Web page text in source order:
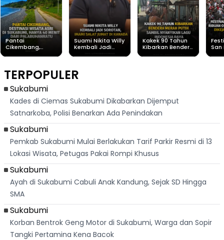
Pantai
Cikembang,
Dari
Palabuhanratu
Suami Nikita Willy
Kembali Jadi
Kakek 90 Tahun
Kibarkan Bendera
San
TERPOPULER
Sukabumi
Kades di Ciemas Sukabumi Dikabarkan Dijemput
Satnarkoba, Polisi Benarkan Ada Penindakan
Sukabumi
Pemkab Sukabumi Mulai Berlakukan Tarif Parkir Resmi di 13
Lokasi Wisata, Petugas Pakai Rompi Khusus
Sukabumi
Ayah di Sukabumi Cabuli Anak Kandung, Sejak SD Hingga
SMA
Sukabumi
Korban Bentrok Geng Motor di Sukabumi, Warga dan Sopir
Tangki Pertamina Kena Bacok